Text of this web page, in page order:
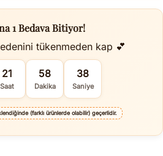
1 Bedava Bitiyor!
tükenmeden kap 💕
21
Saat
58
Dakika
38
Saniye
(farklı ürünlerde olabilir) geçerlidir.